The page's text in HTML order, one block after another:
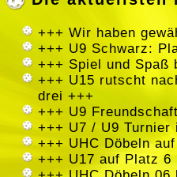
+++ Wir haben
+++ U9 Schwarz:
+++ Spiel und Spaß
+++ U15 rutscht
drei +++
+++ U9
+++ U7 / U9 Turnier
+++ UHC Döbeln
+++ U17 auf Platz